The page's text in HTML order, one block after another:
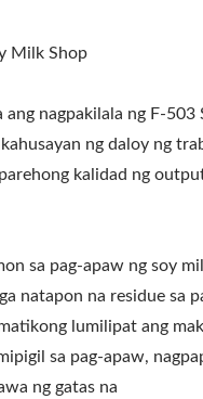
Milk Shop
ang nagpakilala ng F-
ng daloy ng
kalidad ng
sa pag-apaw ng soy
natapon na residue sa
lumilipat ang
sa pag-apaw,
ng gatas na